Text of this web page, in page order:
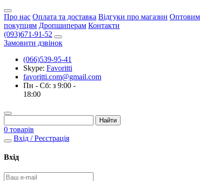
Про нас Оплата та доставка Відгуки про магазин Оптовим
покупцям Дропшиперам Контакти
(093)671-91-52
Замовити дзвінок
(066)539-95-41
Skype: Favoritti
favoritti.com@gmail.com
Пн - Сб: з 9:00 -
18:00
0 товарів
Вхід / Реєстрація
Вхід